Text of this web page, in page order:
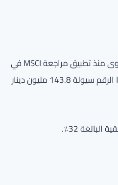
سجلت السيولة المتداولة اليوم قيمة مرتفعة بلغت 156.7 مليون دينار، مسجلةً أعلى مستوى منذ تطبيق مراجعة MSCI في
25 مايو، حيث ارتفعت بنسبة 8.96٪ مقارنةً بـ 155.6 مليون دينار في ذلك التاريخ. وتجاوز هذا الرقم سيولة 143.8 مليون دينار